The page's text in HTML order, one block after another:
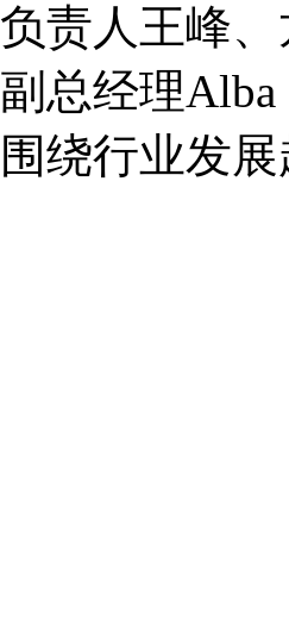
负责人王峰
副总经理
围绕行业发